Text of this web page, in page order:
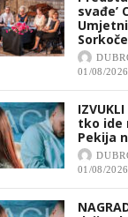
svađe’
01/08/2026
tko ide
Pekija
01/08/2026